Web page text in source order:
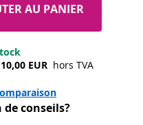
AU PANIER
10,00 EUR hors TVA
de conseils?